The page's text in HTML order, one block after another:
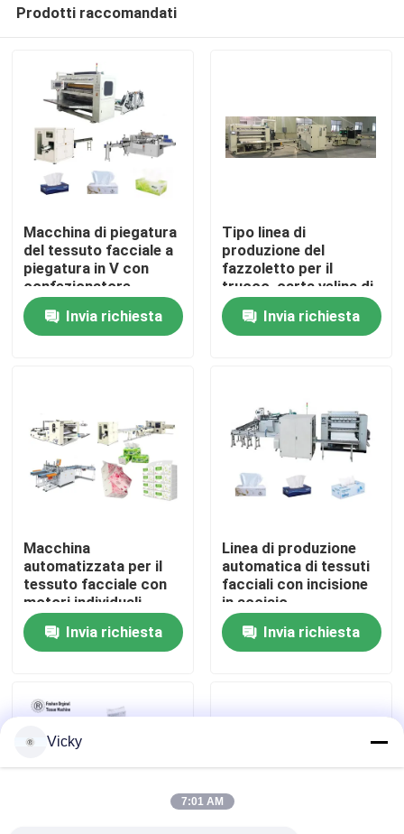
Casa.
Su di noi
Visita alla fabbrica
Controllo della qualità
Contattaci
Notizie
Chiedi un preventivo
VR
Prodotti raccomandati
Macchina di piegatura
del tessuto facciale a
piegatura in V con
confezionatore
automatico ad alta
velocitàInvia richiesta
Tipo linea di
produzione del
fazzoletto per il
trucco, carta velina di
vuoto che converte
macchinaInvia richiesta
Macchina
automatizzata per il
tessuto facciale con
motori individuali,
convertitori di
frequenza e
tecnologia di
Invia richiesta
Linea di produzione
automatica di tessuti
facciali con incisione
in acciaio
Invia richiesta
Vicky
7:01 AM